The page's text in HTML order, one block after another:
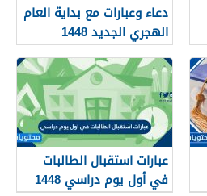
دعاء وعبارات مع بداية العام
الهجري الجديد 1448
عبارات استقبال الطالبات
في أول يوم دراسي 1448